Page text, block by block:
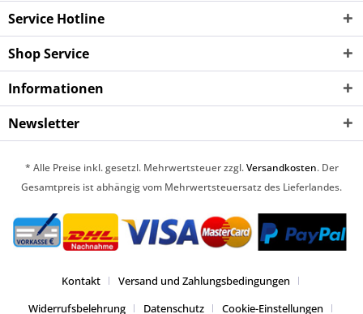
Service Hotline
Shop Service
Informationen
Newsletter
* Alle Preise inkl. gesetzl. Mehrwertsteuer zzgl.Versandkosten. Der
Gesamtpreis ist abhängig vom Mehrwertsteuersatz des Lieferlandes.
Kontakt
Versand und Zahlungsbedingungen
Widerrufsbelehrung
Datenschutz Cookie-Einstellungen